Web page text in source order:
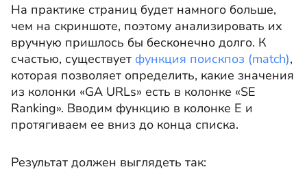
На практике страниц будет намного больше,
чем на скриншоте, поэтому анализировать их
вручную пришлось бы бесконечно долго. К
счастью, существует функция поискпоз (match),
которая позволяет определить, какие значения
из колонки «GA URLs» есть в колонке «SE
Ranking». Вводим функцию в колонке E и
протягиваем ее вниз до конца списка.
Результат должен выглядеть так: